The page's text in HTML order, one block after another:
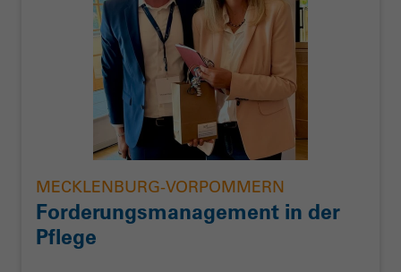
MECKLENBURG-VORPOMMERN
Forderungsmanagement in der
Pflege